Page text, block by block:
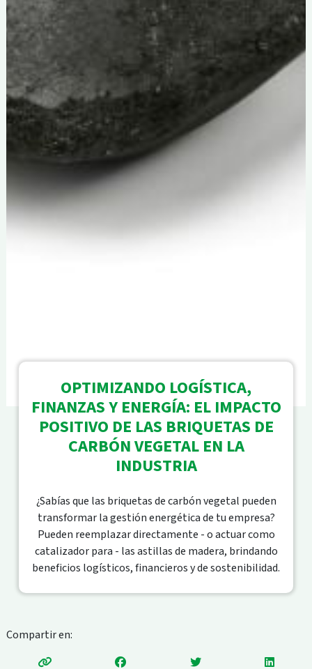
OPTIMIZANDO LOGÍSTICA,
FINANZAS Y ENERGÍA: EL IMPACTO
POSITIVO DE LAS BRIQUETAS DE
CARBÓN VEGETAL EN LA
INDUSTRIA
¿Sabías que las briquetas de carbón vegetal pueden
transformar la gestión energética de tu empresa?
Pueden reemplazar directamente - o actuar como
catalizador para - las astillas de madera, brindando
beneficios logísticos, financieros y de sostenibilidad.
Compartir en: